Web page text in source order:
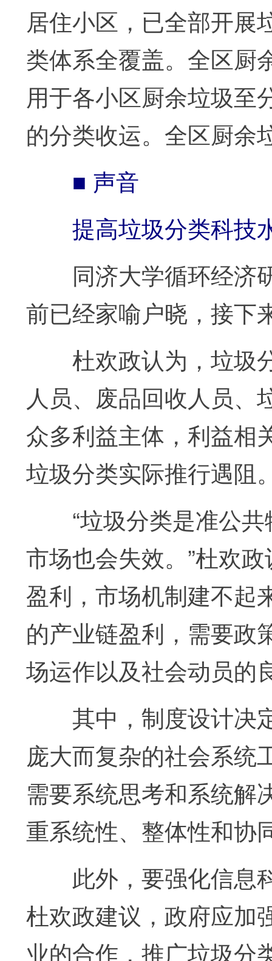
居住小区，已全部开展
类体系全覆盖。全区厨
用于各小区厨余垃圾至
的分类收运。全区厨余
■ 声音
提高垃圾分类科技水
同济大学循环经济
前已经家喻户晓，接下
杜欢政认为，垃圾
人员、废品回收人员、
众多利益主体，利益相
垃圾分类实际推行遇阻
“垃圾分类是准公共
市场也会失效。”杜欢
盈利，市场机制建不起
的产业链盈利，需要政
场运作以及社会动员的
其中，制度设计决
庞大而复杂的社会系统
需要系统思考和系统解
重系统性、整体性和协
此外，要强化信息
杜欢政建议，政府应加
业的合作，推广垃圾分